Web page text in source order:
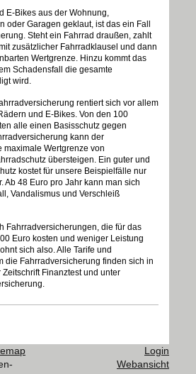
E-Bikes aus der Wohnung,
oder Garagen geklaut, ist das ein Fall
Steht ein Fahrrad draußen, zahlt
zusätzlicher Fahrradklausel und dann
Wertgrenze. Hinzu kommt das
Schadensfall die gesamte
wird.
rentiert sich vor allem
und E-Bikes. Von den 100
alle einen Basisschutz gegen
kann der
maximale Wertgrenze von
übersteigen. Ein guter und
kostet für unsere Beispielfälle nur
Ab 48 Euro pro Jahr kann man sich
Vandalismus und Verschleiß
Fahrradversicherungen, die für das
Euro kosten und weniger Leistung
sich also. Alle Tarife und
die Fahrradversicherung finden sich in
Finanztest und unter
Login
Webansicht